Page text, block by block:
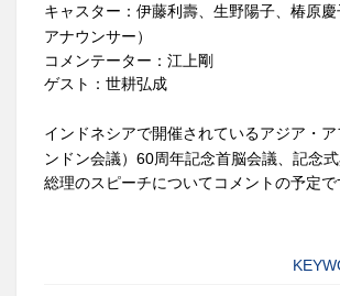
キャスター ： 伊藤利壽、生野陽子、椿原
アナウンサー）
コメンテーター：江上剛
ゲスト：世耕弘成
インドネシアで開催されているアジア・
ンドン会議） 60周年記念首脳会議、記念
総理のスピーチについてコメントの予定で